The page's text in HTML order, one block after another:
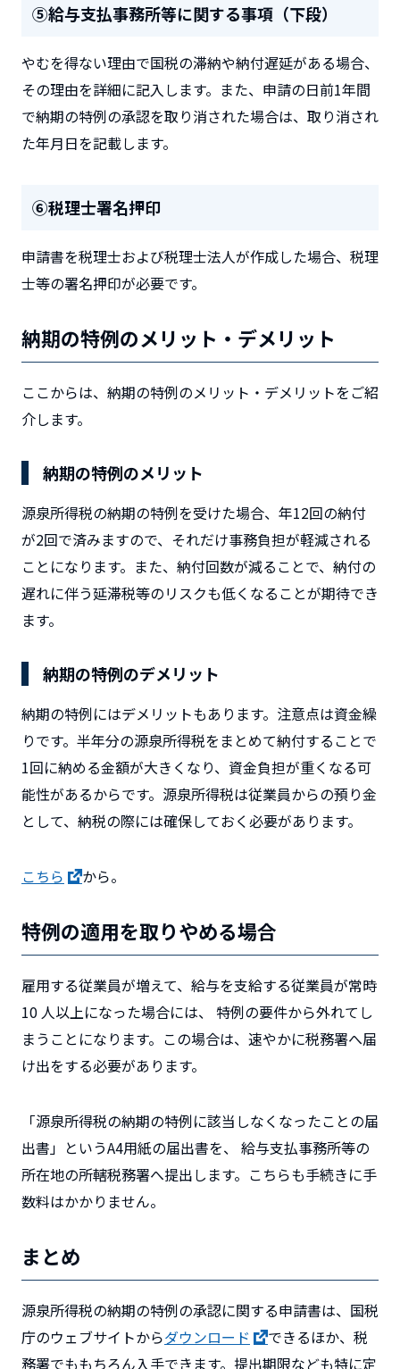
⑤給与支払事務所等に関する事項（下段）
やむを得ない理由で国税の滞納や納付遅延がある場合、
その理由を詳細に記入します。また、申請の日前1年間
で納期の特例の承認を取り消された場合は、取り消され
た年月日を記載します。
⑥税理士署名押印
申請書を税理士および税理士法人が作成した場合、税理
士等の署名押印が必要です。
納期の特例のメリット・デメリット
ここからは、納期の特例のメリット・デメリットをご紹
介します。
納期の特例のメリット
源泉所得税の納期の特例を受けた場合、年12回の納付
が2回で済みますので、それだけ事務負担が軽減される
ことになります。また、納付回数が減ることで、納付の
遅れに伴う延滞税等のリスクも低くなることが期待でき
ます。
納期の特例のデメリット
納期の特例にはデメリットもあります。注意点は資金繰
りです。半年分の源泉所得税をまとめて納付することで
1回に納める金額が大きくなり、資金負担が重くなる可
能性があるからです。源泉所得税は従業員からの預り金
として、納税の際には確保しておく必要があります。
こちら から。
特例の適用を取りやめる場合
雇用する従業員が増えて、給与を支給する従業員が常時
10 人以上になった場合には、 特例の要件から外れてし
まうことになります。この場合は、速やかに税務署へ届
け出をする必要があります。
「源泉所得税の納期の特例に該当しなくなったことの届
出書」というA4用紙の届出書を、 給与支払事務所等の
所在地の所轄税務署へ提出します。こちらも手続きに手
数料はかかりません。
まとめ
源泉所得税の納期の特例の承認に関する申請書は、国税
庁のウェブサイトからダウンロード
できるほか、税
務署でももちろん入手できます。提出期限なども特に定